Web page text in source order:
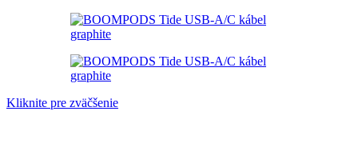
Kliknite pre zväčšenie